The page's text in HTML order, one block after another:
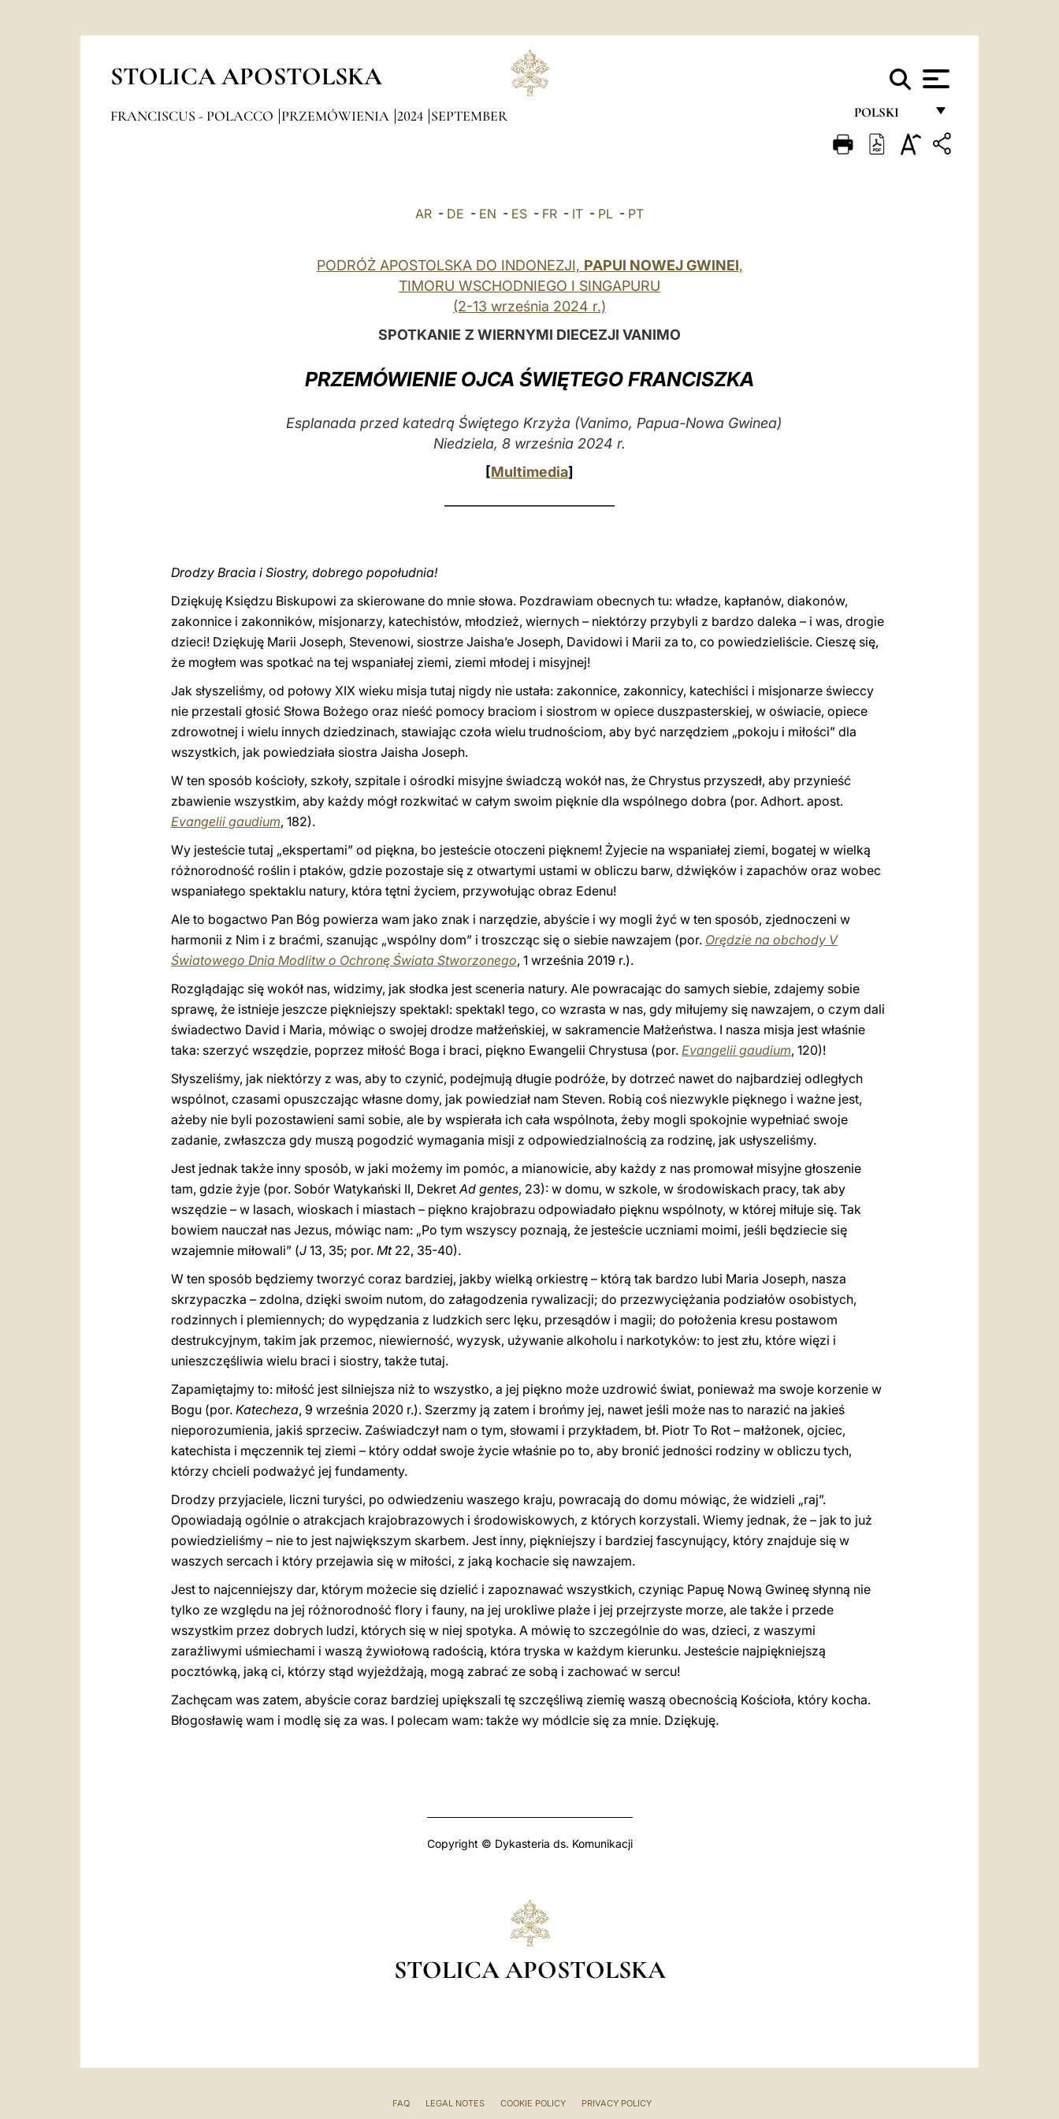
STOLICA APOSTOLSKA
POLSKI
FRANÇAIS
FRANCISCUS - POLACCO PRZEMÓWIENIA 2024 SEPTEMBER
AR - DE - EN - ES - FR - IT - PL - PT
PODRÓŻ APOSTOLSKA DO INDONEZJI, PAPUI NOWEJ GWINEI,
TIMORU WSCHODNIEGO I SINGAPURU
(2-13 września 2024 r.)
SPOTKANIE Z WIERNYMI DIECEZJI VANIMO
PRZEMÓWIENIE OJCA ŚWIĘTEGO FRANCISZKA
Esplanada przed katedrą Świętego Krzyża (Vanimo, Papua-Nowa Gwinea)
Niedziela, 8 września 2024 r.
[Multimedia]
Drodzy Bracia i Siostry, dobrego popołudnia!
Dziękuję Księdzu Biskupowi za skierowane do mnie słowa. Pozdrawiam obecnych tu: władze, kapłanów, diakonów,
zakonnice i zakonników, misjonarzy, katechistów, młodzież, wiernych – niektórzy przybyli z bardzo daleka – i was, drogie
dzieci! Dziękuję Marii Joseph, Stevenowi, siostrze Jaisha’e Joseph, Davidowi i Marii za to, co powiedzieliście. Cieszę się,
że mogłem was spotkać na tej wspaniałej ziemi, ziemi młodej i misyjnej!
Jak słyszeliśmy, od połowy XIX wieku misja tutaj nigdy nie ustała: zakonnice, zakonnicy, katechiści i misjonarze świeccy
nie przestali głosić Słowa Bożego oraz nieść pomocy braciom i siostrom w opiece duszpasterskiej, w oświacie, opiece
zdrowotnej i wielu innych dziedzinach, stawiając czoła wielu trudnościom, aby być narzędziem „pokoju i miłości” dla
wszystkich, jak powiedziała siostra Jaisha Joseph.
W ten sposób kościoły, szkoły, szpitale i ośrodki misyjne świadczą wokół nas, że Chrystus przyszedł, aby przynieść
zbawienie wszystkim, aby każdy mógł rozkwitać w całym swoim pięknie dla wspólnego dobra (por. Adhort. apost.
Evangelii gaudium, 182).
Wy jesteście tutaj „ekspertami” od piękna, bo jesteście otoczeni pięknem! Żyjecie na wspaniałej ziemi, bogatej w wielką
różnorodność roślin i ptaków, gdzie pozostaje się z otwartymi ustami w obliczu barw, dźwięków i zapachów oraz wobec
wspaniałego spektaklu natury, która tętni życiem, przywołując obraz Edenu!
Ale to bogactwo Pan Bóg powierza wam jako znak i narzędzie, abyście i wy mogli żyć w ten sposób, zjednoczeni w
harmonii z Nim i z braćmi, szanując „wspólny dom” i troszcząc się o siebie nawzajem (por. Orędzie na obchody V
Światowego Dnia Modlitw o Ochronę Świata Stworzonego, 1 września 2019 r.).
Rozglądając się wokół nas, widzimy, jak słodka jest sceneria natury. Ale powracając do samych siebie, zdajemy sobie
sprawę, że istnieje jeszcze piękniejszy spektakl: spektakl tego, co wzrasta w nas, gdy miłujemy się nawzajem, o czym dali
świadectwo David i Maria, mówiąc o swojej drodze małżeńskiej, w sakramencie Małżeństwa. I nasza misja jest właśnie
taka: szerzyć wszędzie, poprzez miłość Boga i braci, piękno Ewangelii Chrystusa (por. Evangelii gaudium, 120)!
Słyszeliśmy, jak niektórzy z was, aby to czynić, podejmują długie podróże, by dotrzeć nawet do najbardziej odległych
wspólnot, czasami opuszczając własne domy, jak powiedział nam Steven. Robią coś niezwykle pięknego i ważne jest,
ażeby nie byli pozostawieni sami sobie, ale by wspierała ich cała wspólnota, żeby mogli spokojnie wypełniać swoje
zadanie, zwłaszcza gdy muszą pogodzić wymagania misji z odpowiedzialnością za rodzinę, jak usłyszeliśmy.
Jest jednak także inny sposób, w jaki możemy im pomóc, a mianowicie, aby każdy z nas promował misyjne głoszenie
tam, gdzie żyje (por. Sobór Watykański II, DekretAd gentes, 23): w domu, w szkole, w środowiskach pracy, tak aby
wszędzie – w lasach, wioskach i miastach – piękno krajobrazu odpowiadało pięknu wspólnoty, w której miłuje się. Tak
bowiem nauczał nas Jezus, mówiąc nam: „Po tym wszyscy poznają, że jesteście uczniami moimi, jeśli będziecie się
wzajemnie miłowali” (J 13, 35; por. Mt22, 35-40).
W ten sposób będziemy tworzyć coraz bardziej, jakby wielką orkiestrę – którą tak bardzo lubi Maria Joseph, nasza
skrzypaczka – zdolna, dzięki swoim nutom, do załagodzenia rywalizacji; do przezwyciężania podziałów osobistych,
rodzinnych i plemiennych; do wypędzania z ludzkich serc lęku, przesądów i magii; do położenia kresu postawom
destrukcyjnym, takim jak przemoc, niewierność, wyzysk, używanie alkoholu i narkotyków: to jest złu, które więzi i
unieszczęśliwia wielu braci i siostry, także tutaj.
Zapamiętajmy to: miłość jest silniejsza niż to wszystko, a jej piękno może uzdrowić świat, ponieważ ma swoje korzenie w
Bogu (por. Katecheza, 9 września 2020 r.). Szerzmy ją zatem i brońmy jej, nawet jeśli może nas to narazić na jakieś
nieporozumienia, jakiś sprzeciw. Zaświadczył nam o tym, słowami i przykładem, bł. Piotr To Rot – małżonek, ojciec,
katechista i męczennik tej ziemi – który oddał swoje życie właśnie po to, aby bronić jedności rodziny w obliczu tych,
którzy chcieli podważyć jej fundamenty.
Drodzy przyjaciele, liczni turyści, po odwiedzeniu waszego kraju, powracają do domu mówiąc, że widzieli „raj”.
Opowiadają ogólnie o atrakcjach krajobrazowych i środowiskowych, z których korzystali. Wiemy jednak, że – jak to już
powiedzieliśmy – nie to jest największym skarbem. Jest inny, piękniejszy i bardziej fascynujący, który znajduje się w
waszych sercach i który przejawia się w miłości, z jaką kochacie się nawzajem.
Jest to najcenniejszy dar, którym możecie się dzielić i zapoznawać wszystkich, czyniąc Papuę Nową Gwineę słynną nie
tylko ze względu na jej różnorodność flory i fauny, na jej urokliwe plaże i jej przejrzyste morze, ale także i przede
wszystkim przez dobrych ludzi, których się w niej spotyka. A mówię to szczególnie do was, dzieci, z waszymi
zaraźliwymi uśmiechami i waszą żywiołową radością, która tryska w każdym kierunku. Jesteście najpiękniejszą
pocztówką, jaką ci, którzy stąd wyjeżdżają, mogą zabrać ze sobą i zachować w sercu!
Zachęcam was zatem, abyście coraz bardziej upiększali tę szczęśliwą ziemię waszą obecnością Kościoła, który kocha.
Błogosławię wam i modlę się za was. I polecam wam: także wy módlcie się za mnie. Dziękuję.
Copyright © Dykasteria ds. Komunikacji
STOLICA APOSTOLSKA
FAQ LEGAL NOTES COOKIE POLICY PRIVACY POLICY